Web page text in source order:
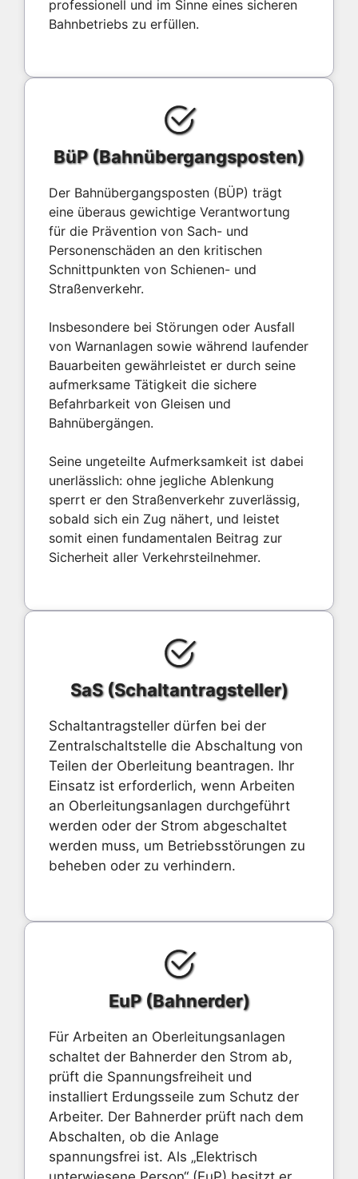
professionell und im Sinne eines sicheren
Bahnbetriebs zu erfüllen.
BüP (Bahnübergangsposten)
Der Bahnübergangsposten (BÜP) trägt
eine überaus gewichtige Verantwortung
für die Prävention von Sach- und
Personenschäden an den kritischen
Schnittpunkten von Schienen- und
Straßenverkehr.
Insbesondere bei Störungen oder Ausfall
von Warnanlagen sowie während laufender
Bauarbeiten gewährleistet er durch seine
aufmerksame Tätigkeit die sichere
Befahrbarkeit von Gleisen und
Bahnübergängen.
Seine ungeteilte Aufmerksamkeit ist dabei
unerlässlich: ohne jegliche Ablenkung
sperrt er den Straßenverkehr zuverlässig,
sobald sich ein Zug nähert, und leistet
somit einen fundamentalen Beitrag zur
Sicherheit aller Verkehrsteilnehmer.
SaS (Schaltantragsteller)
Schaltantragsteller dürfen bei der
Zentralschaltstelle die Abschaltung von
Teilen der Oberleitung beantragen. Ihr
Einsatz ist erforderlich, wenn Arbeiten
an Oberleitungsanlagen durchgeführt
werden oder der Strom abgeschaltet
werden muss, um Betriebsstörungen zu
beheben oder zu verhindern.
EuP (Bahnerder)
Für Arbeiten an Oberleitungsanlagen
schaltet der Bahnerder den Strom ab,
prüft die Spannungsfreiheit und
installiert Erdungsseile zum Schutz der
Arbeiter. Der Bahnerder prüft nach dem
Abschalten, ob die Anlage
spannungsfrei ist. Als „Elektrisch